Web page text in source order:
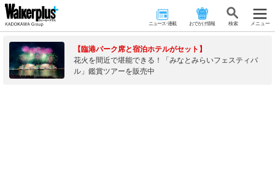
ニュース･連載 おでかけ情報 検 索 メニュー
【臨港パーク席と宿泊ホテルがセット】
花火を間近で堪能できる！「みなとみらいフェスティバ
ル」鑑賞ツアーを販売中